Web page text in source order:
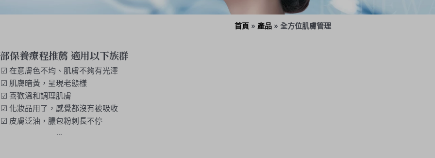
首頁 » 產品 » 全方位肌膚管理
保養療程推薦 適用以下族群
☑ 在意膚色不均、肌膚不夠有光澤
☑ 肌膚暗黃，呈現老態樣
☑ 喜歡溫和調理肌膚
☑ 化妝品用了，感覺都沒有被吸收
☑ 皮膚泛油，膿包粉刺長不停
…